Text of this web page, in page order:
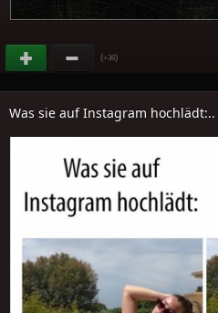
(+36)
Was sie auf Instagram hochlädt:..